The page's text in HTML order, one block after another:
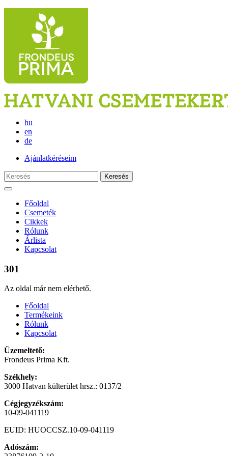
hu
en
de
Ajánlatkéréseim
Keresés
Főoldal
Csemeték
Cikkek
Rólunk
Árlista
Kapcsolat
301
Az oldal már nem elérhető.
Főoldal
Termékeink
Rólunk
Kapcsolat
Üzemeltető:
Frondeus Prima Kft.
Székhely:
3000 Hatvan külterület hrsz.: 0137/2
Cégjegyzékszám:
10-09-041119
EUID: HUOCCSZ.10-09-041119
Adószám: